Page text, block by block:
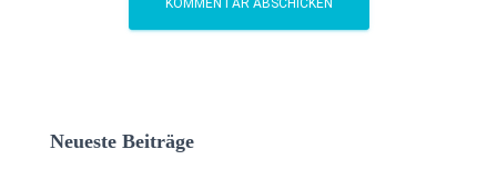
Neueste Beiträge